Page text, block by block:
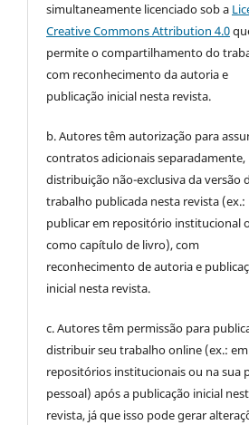
simultaneamente licenciado sob a
Creative Commons Attribution 4.0
permite o compartilhamento do
com reconhecimento da autoria e
publicação inicial nesta revista.
b. Autores têm autorização para
contratos adicionais separadamente,
distribuição não-exclusiva da versão
trabalho publicada nesta revista (ex.:
publicar em repositório institucional
como capítulo de livro), com
reconhecimento de autoria e
inicial nesta revista.
c. Autores têm permissão para
distribuir seu trabalho online (ex.: em
repositórios institucionais ou na sua
pessoal) após a publicação inicial
revista, já que isso pode gerar